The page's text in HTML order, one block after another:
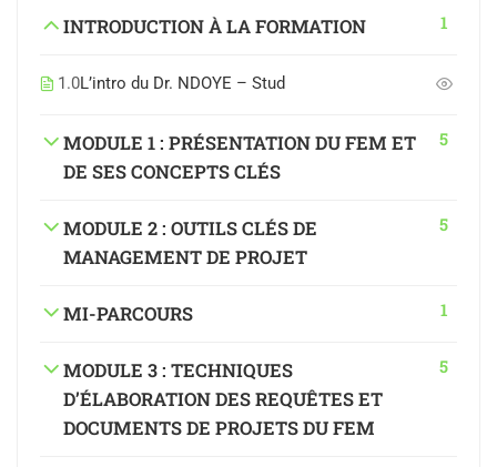
INTRODUCTION À LA FORMATION 1
1.0L’intro du Dr. NDOYE – Stud
MODULE 1 : PRÉSENTATION DU FEM ET
DE SES CONCEPTS CLÉS
5
MODULE 2 : OUTILS CLÉS DE
MANAGEMENT DE PROJET
5
MI-PARCOURS 1
MODULE 3 : TECHNIQUES
D’ÉLABORATION DES REQUÊTES ET
DOCUMENTS DE PROJETS DU FEM
5